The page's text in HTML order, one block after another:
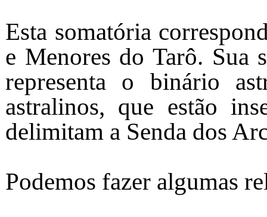
Esta somatória
e Menores do Tarô.
representa o binário
astralinos, que estão
delimitam a Senda dos
Podemos fazer algumas